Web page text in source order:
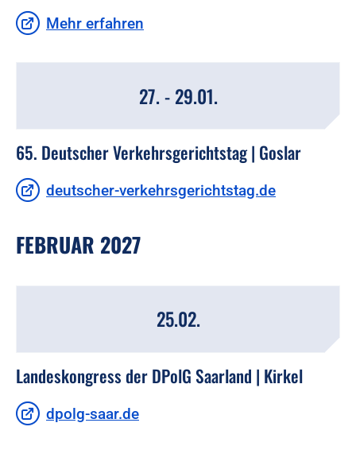
Mehr erfahren
27. - 29.01.
65. Deutscher Verkehrsgerichtstag | Goslar
deutscher-verkehrsgerichtstag.de
FEBRUAR 2027
25.02.
Landeskongress der DPolG Saarland | Kirkel
dpolg-saar.de